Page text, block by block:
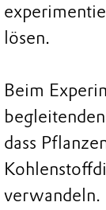
lösen.
Beim
dass
verwandeln.